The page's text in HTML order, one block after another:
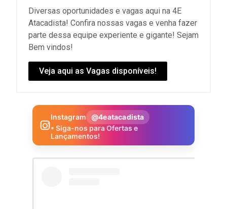
Diversas oportunidades e vagas aqui na 4E
Atacadista! Confira nossas vagas e venha fazer
parte dessa equipe experiente e gigante! Sejam
Bem vindos!
Veja aqui as Vagas disponíveis!
Instagram
@4eatacadista
• Siga-nos para Ofertas e
Lançamentos!